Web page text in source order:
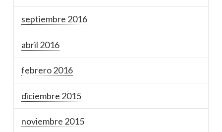
septiembre 2016
abril 2016
febrero 2016
diciembre 2015
noviembre 2015